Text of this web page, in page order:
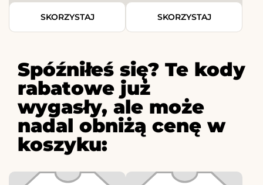
SKORZYSTAJ SKORZYSTAJ
Spóźniłeś się? Te kody
rabatowe już
wygasły, ale może
nadal obniżą cenę w
koszyku: